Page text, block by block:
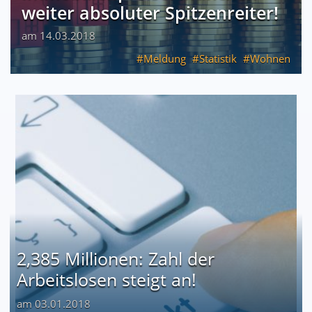
weiter absoluter Spitzenreiter!
am 14.03.2018
Meldung
Statistik Wohnen
2,385 Millionen: Zahl der
Arbeitslosen steigt an!
am 03.01.2018